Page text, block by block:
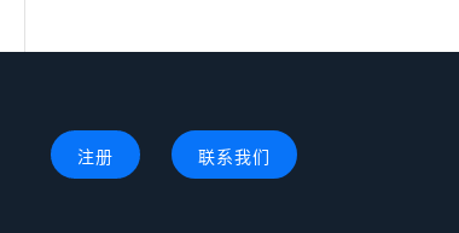
注册 联系我们